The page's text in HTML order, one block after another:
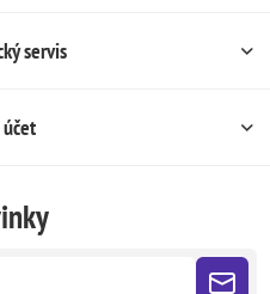
servis